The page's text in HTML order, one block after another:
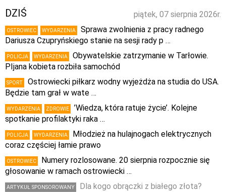
piątek, 07 sierpnia 2026r.
DZIŚ
OSTROWIEC WYDARZENIA
Sprawa zwolnienia z pracy radnego
Dariusza Czupryńskiego stanie na sesji rady p …
POLICJA WYDARZENIA
Obywatelskie zatrzymanie w Tarłowie.
PIjana kobieta rozbiła samochód
SPORT
Ostrowiecki piłkarz wodny wyjeżdża na studia do USA.
Będzie tam grał w wate …
WYDARZENIA ZDROWIE
’Wiedza, która ratuje życie’. Kolejne
spotkanie profilaktyki raka …
POLICJA WYDARZENIA
Młodzież na hulajnogach elektrycznych
coraz częściej łamie prawo
OSTROWIEC
Numery rozlosowane. 20 sierpnia rozpocznie się
głosowanie w ramach ostrowiecki …
ARTYKUŁ SPONSOROWANY
Dla kogo obrączki z białego złota?